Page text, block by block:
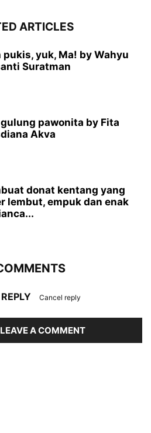
ARTICLES
pukis, yuk, Ma! by Wahyu
Suratman
pawonita by Fita
Akva
donat kentang yang
lembut, empuk dan enak
Cancel reply
A COMMENT